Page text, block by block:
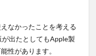
なかったことを考える
出たとしてもApple製
性があります。